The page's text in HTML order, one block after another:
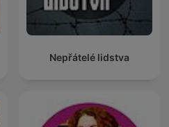
Nepřátelé lidstva